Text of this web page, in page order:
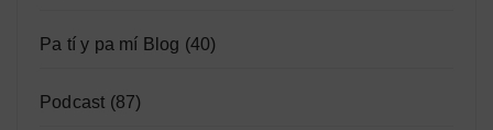
Pa tí y pa mí Blog (40)
Podcast (87)